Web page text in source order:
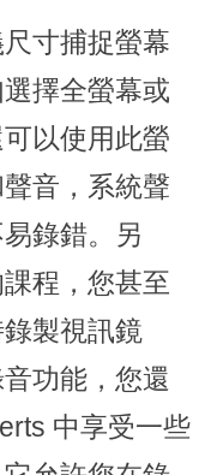
寸捕捉螢幕
選擇全螢幕或
以使用此螢
音，系統聲
錄錯。另
程，您甚至
製視訊鏡
功能，您還
中享受一些